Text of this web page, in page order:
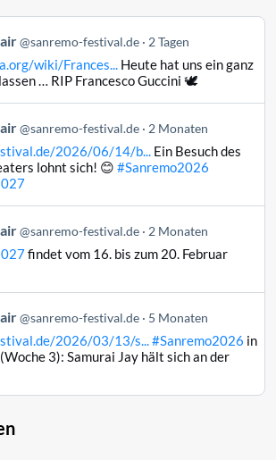
@sanremo-festival.de 2 Tagen
wiki/Frances...Heute hat uns ein ganz
… RIP Francesco Guccini 🕊️
@sanremo-festival.de 2 Monaten
2026/06/14/b...Ein Besuch des
lohnt sich! 😊 #Sanremo2026
@sanremo-festival.de 2 Monaten
findet vom 16. bis zum 20. Februar
@sanremo-festival.de 5 Monaten
2026/03/13/s...#Sanremo2026 in
3): Samurai Jay hält sich an der